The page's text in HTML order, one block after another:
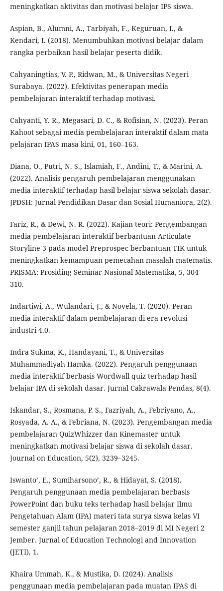
meningkatkan aktivitas dan motivasi belajar IPS siswa.
Aspian, B., Alumni, A., Tarbiyah, F., Keguruan, I., &
Kendari, I. (2018). Menumbuhkan motivasi belajar dalam
rangka perbaikan hasil belajar peserta didik.
Cahyaningtias, V. P., Ridwan, M., & Universitas Negeri
Surabaya. (2022). Efektivitas penerapan media
pembelajaran interaktif terhadap motivasi.
Cahyanti, Y. R., Megasari, D. C., & Rofisian, N. (2023). Peran
Kahoot sebagai media pembelajaran interaktif dalam mata
pelajaran IPAS masa kini, 01, 160–163.
Diana, O., Putri, N. S., Islamiah, F., Andini, T., & Marini, A.
(2022). Analisis pengaruh pembelajaran menggunakan
media interaktif terhadap hasil belajar siswa sekolah dasar.
JPDSH: Jurnal Pendidikan Dasar dan Sosial Humaniora, 2(2).
Fariz, R., & Dewi, N. R. (2022). Kajian teori: Pengembangan
media pembelajaran interaktif berbantuan Articulate
Storyline 3 pada model Preprospec berbantuan TIK untuk
meningkatkan kemampuan pemecahan masalah matematis.
PRISMA: Prosiding Seminar Nasional Matematika, 5, 304–
310.
Indartiwi, A., Wulandari, J., & Novela, T. (2020). Peran
media interaktif dalam pembelajaran di era revolusi
industri 4.0.
Indra Sukma, K., Handayani, T., & Universitas
Muhammadiyah Hamka. (2022). Pengaruh penggunaan
media interaktif berbasis Wordwall quiz terhadap hasil
belajar IPA di sekolah dasar. Jurnal Cakrawala Pendas, 8(4).
Iskandar, S., Rosmana, P. S., Fazriyah, A., Febriyano, A.,
Rosyada, A. A., & Febriana, N. (2023). Pengembangan media
pembelajaran QuizWhizzer dan Kinemaster untuk
meningkatkan motivasi belajar siswa di sekolah dasar.
Journal on Education, 5(2), 3239–3245.
Iswanto’, E., Sumiharsono’, R., & Hidayat, S. (2018).
Pengaruh penggunaan media pembelajaran berbasis
PowerPoint dan buku teks terhadap hasil belajar Ilmu
Pengetahuan Alam (IPA) materi tata surya siswa kelas VI
semester ganjil tahun pelajaran 2018–2019 di MI Negeri 2
Jember. Jurnal of Education Technologi and Innovation
(JETI), 1.
Khaira Ummah, K., & Mustika, D. (2024). Analisis
penggunaan media pembelajaran pada muatan IPAS di